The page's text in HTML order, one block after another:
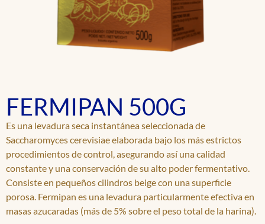
FERMIPAN 500G
Es una levadura seca instantánea seleccionada de
Saccharomyces cerevisiae elaborada bajo los más estrictos
procedimientos de control, asegurando así una calidad
constante y una conservación de su alto poder fermentativo.
Consiste en pequeños cilindros beige con una superficie
porosa. Fermipan es una levadura particularmente efectiva en
masas azucaradas (más de 5% sobre el peso total de la harina).